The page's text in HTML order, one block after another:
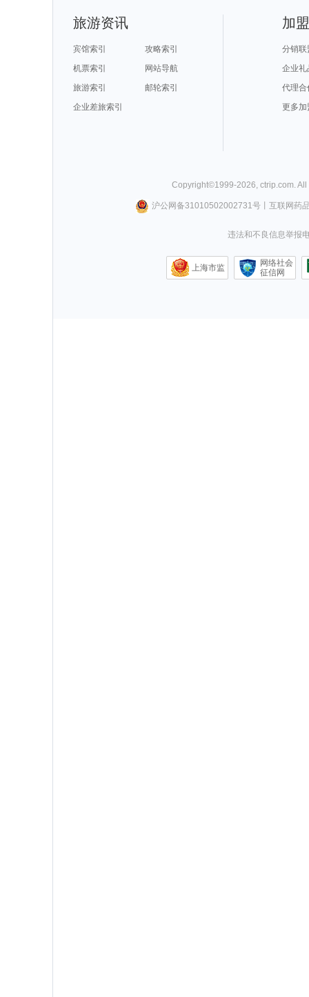
旅游资讯
宾馆索引
攻略索引
机票索引
网站导航
旅游索引
邮轮索引
企业差旅索引
加
分销联
企业礼
代理合
更多加
Copyright©1999-2026 ctrip.com .
沪公网备31010502002731号丨 互联网药
违法和不良信息举报
上海市监
网络社会
征信网